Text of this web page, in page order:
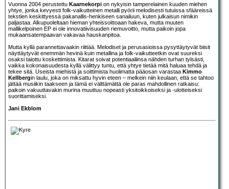
Vuonna 2004 perustettu Kaarnekorpi on nykyisin tamperelainen kuuden miehen
yhtye, jonka kevyesti folk-vaikutteinen metalli pyörii melodisesti tutuissa sfääreissä
tekstien keskittyessä pakanallis-henkiseen sanailuun, kuten julkaisun nimikin
paljastaa. Alkupuoleltaan hieman yhteissoittoaan hakeva, mutta muuten
mallikelpoinen EP ei ole innovatiivisuuden riemuvoitto, mutta paikoin jopa
mukaansatempaavan vakavaa hauskanpitoa.
Mutta kyllä parannettavaakin riittää. Melodiset ja perusasioissa pysyttäytyvät biisit
näyttäytyvät enemmän hevinä kuin metallina ja folk-vaikutteetkin ovat suureksi
osaksi taiottu koskettimista. Kitarat soivat potentiaaliinsa nähden turhan tylsästi,
vaikka kokonaisuudesta kyllä välittyy tuntu, että yhtye tietää mitä haluaa tehdä ja
tekee sitä. Useista miehistä ja soittimista huolimatta pääosan varastaa Kimmo
Kellbergin laulu, joka on miksattu hyvin eteen – melkein niin keulaan, että se tahtoo
jättää musiikin taakseen ja tämä ei välttämättä ole paras mahdollinen ratkaisu:
paikoin vakuuttavakin murina muuttuu nopeasti yksitoikkoiseksi ja -ulotteiseksi
suorittamiseksi.
Jani Ekblom